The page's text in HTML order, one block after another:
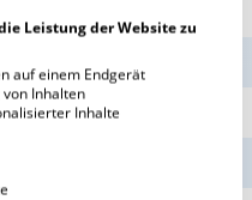
Leistung der Website zu
auf einem Endgerät
Inhalten
Inhalte